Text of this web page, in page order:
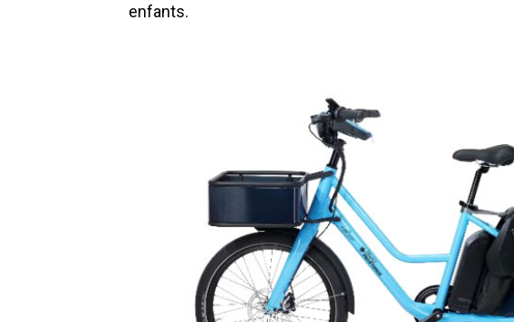
enfants.